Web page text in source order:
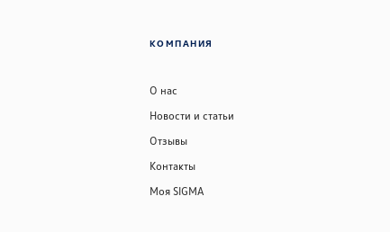
КОМПАНИЯ
О нас
Новости и статьи
Отзывы
Контакты
Моя SIGMA